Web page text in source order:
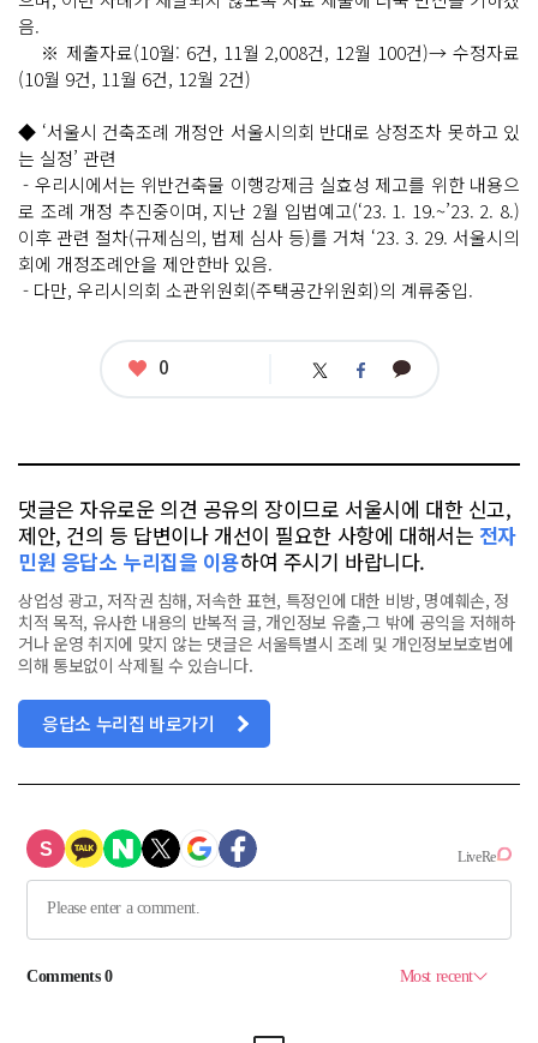
음.
※ 제출자료(10월: 6건, 11월 2,008건, 12월 100건)→ 수정자료
(10월 9건, 11월 6건, 12월 2건)
◆ ‘서울시 건축조례 개정안 서울시의회 반대로 상정조차 못하고 있
는 실정’ 관련
- 우리시에서는 위반건축물 이행강제금 실효성 제고를 위한 내용으
로 조례 개정 추진중이며, 지난 2월 입법예고(‘23. 1. 19.~’23. 2. 8.)
이후 관련 절차(규제심의, 법제 심사 등)를 거쳐 ‘23. 3. 29. 서울시의
회에 개정조례안을 제안한바 있음.
- 다만, 우리시의회 소관위원회(주택공간위원회)의 계류중입.
좋
0 트 페 카
댓글은 자유로운 의견 공유의 장이므로 서울시에 대한 신고,
제안, 건의 등 답변이나 개선이 필요한 사항에 대해서는 전자
민원 응답소 누리집을 이용하여 주시기 바랍니다.
상업성 광고, 저작권 침해, 저속한 표현, 특정인에 대한 비방, 명예훼손, 정
치적 목적, 유사한 내용의 반복적 글, 개인정보 유출,그 밖에 공익을 저해하
거나 운영 취지에 맞지 않는 댓글은 서울특별시 조례 및 개인정보보호법에
의해 통보없이 삭제될 수 있습니다.
응답소 누리집 바로가기